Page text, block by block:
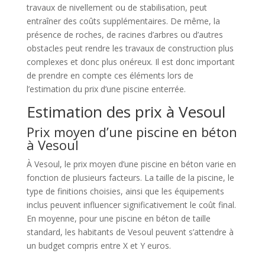
travaux de nivellement ou de stabilisation, peut
entraîner des coûts supplémentaires. De même, la
présence de roches, de racines d’arbres ou d’autres
obstacles peut rendre les travaux de construction plus
complexes et donc plus onéreux. Il est donc important
de prendre en compte ces éléments lors de
l’estimation du prix d’une piscine enterrée.
Estimation des prix à Vesoul
Prix moyen d’une piscine en béton
à Vesoul
À Vesoul, le prix moyen d’une piscine en béton varie en
fonction de plusieurs facteurs. La taille de la piscine, le
type de finitions choisies, ainsi que les équipements
inclus peuvent influencer significativement le coût final.
En moyenne, pour une piscine en béton de taille
standard, les habitants de Vesoul peuvent s’attendre à
un budget compris entre X et Y euros.